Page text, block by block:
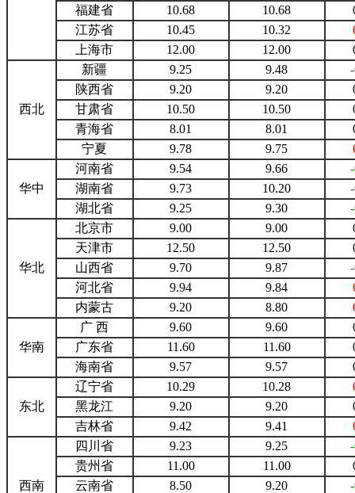
福建省
10.68 10.68
江苏省
10.45 10.32
上海市
12.00 12.00
西北
新疆 9.25 9.48
陕西省
9.20 9.20
甘肃省
10.50 10.50
青海省
8.01 8.01
宁夏
9.78 9.75
华中
河南省 9.54 9.66
湖南省
9.73 10.20
湖北省
9.25 9.30
华北
北京市 9.00 9.00
天津市
12.50 12.50
山西省
9.70 9.87
河北省
9.94 9.84
内蒙古
9.20 8.80
华南
广 西 9.60 9.60
广东省
11.60 11.60
海南省
9.57 9.57
东北
辽宁省 10.29 10.28
黑龙江
9.20 9.20
吉林省
9.42 9.41
西南
四川省 9.23 9.25
贵州省
11.00 11.00
云南省
8.50 9.20